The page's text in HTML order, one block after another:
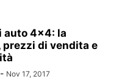
auto 4×4: la
di vendita e
- Nov 17, 2017